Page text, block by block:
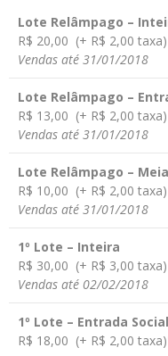
Lote Relâmpago –
R$ 20,00 (+ R$ 2,00 taxa)
Vendas até 31/01/2018
Lote Relâmpago –
R$ 13,00 (+ R$ 2,00 taxa)
Vendas até 31/01/2018
Lote Relâmpago – Meia
R$ 10,00 (+ R$ 2,00 taxa)
Vendas até 31/01/2018
1º Lote – Inteira
R$ 30,00 (+ R$ 3,00 taxa)
Vendas até 02/02/2018
1º Lote – Entrada
R$ 18,00 (+ R$ 2,00 taxa)